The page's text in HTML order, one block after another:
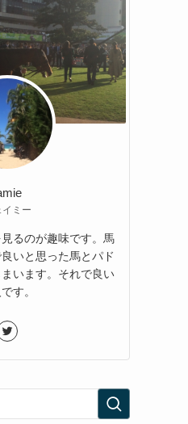
イミー
るのが趣味です。馬
いと思った馬とパド
います。それで良い
す。